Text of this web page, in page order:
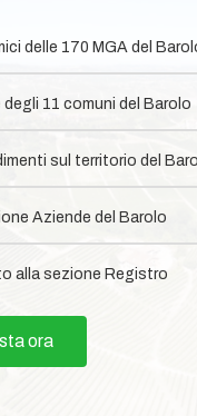
delle 170 MGA del
11 comuni del Barolo​
sul territorio del
Aziende del Barolo
alla sezione Registro
ora